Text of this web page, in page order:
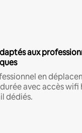
aux
en
avec accès
dédiés.